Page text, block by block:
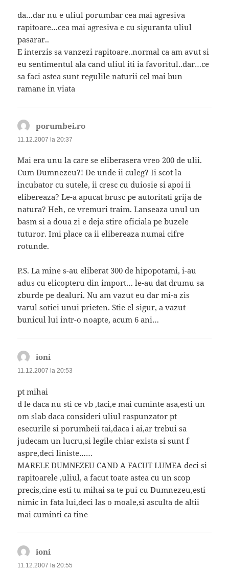
da…dar nu e uliul porumbar cea mai agresiva
rapitoare…cea mai agresiva e cu siguranta uliul
pasarar..
E interzis sa vanzezi rapitoare..normal ca am avut si
eu sentimentul ala cand uliul iti ia favoritul..dar…ce
sa faci astea sunt regulile naturii cel mai bun
ramane in viata
porumbei.ro
11.12.2007 la 20:37
Mai era unu la care se eliberasera vreo 200 de ulii.
Cum Dumnezeu?! De unde ii culeg? Ii scot la
incubator cu sutele, ii cresc cu duiosie si apoi ii
elibereaza? Le-a apucat brusc pe autoritati grija de
natura? Heh, ce vremuri traim. Lanseaza unul un
basm si a doua zi e deja stire oficiala pe buzele
tuturor. Imi place ca ii elibereaza numai cifre
rotunde.
P.S. La mine s-au eliberat 300 de hipopotami, i-au
adus cu elicopteru din import… le-au dat drumu sa
zburde pe dealuri. Nu am vazut eu dar mi-a zis
varul sotiei unui prieten. Stie el sigur, a vazut
bunicul lui intr-o noapte, acum 6 ani…
ioni
11.12.2007 la 20:53
pt mihai
d le daca nu sti ce vb ,taci,e mai cuminte asa,esti un
om slab daca consideri uliul raspunzator pt
esecurile si porumbeii tai,daca i ai,ar trebui sa
judecam un lucru,si legile chiar exista si sunt f
aspre,deci liniste……
MARELE DUMNEZEU CAND A FACUT LUMEA deci si
rapitoarele ,uliul, a facut toate astea cu un scop
precis,cine esti tu mihai sa te pui cu Dumnezeu,esti
nimic in fata lui,deci las o moale,si asculta de altii
mai cuminti ca tine
ioni
11.12.2007 la 20:55